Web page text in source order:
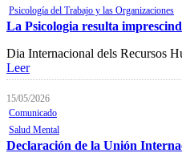
Psicología del Trabajo y las Organizaciones
La Psicologia resulta
Dia Internacional dels Recursos
Leer
15/05/2026
Comunicado
Salud Mental
Declaración de la Unión